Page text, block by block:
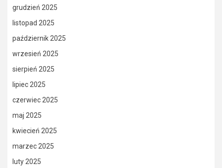
grudzień 2025
listopad 2025
październik 2025
wrzesień 2025
sierpień 2025
lipiec 2025
czerwiec 2025
maj 2025
kwiecień 2025
marzec 2025
luty 2025